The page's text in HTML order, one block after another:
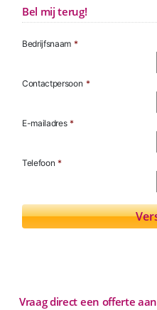
Bel mij terug!
Bedrijfsnaam *
Contactpersoon *
E-mailadres *
Telefoon *
Vraag direct een offerte